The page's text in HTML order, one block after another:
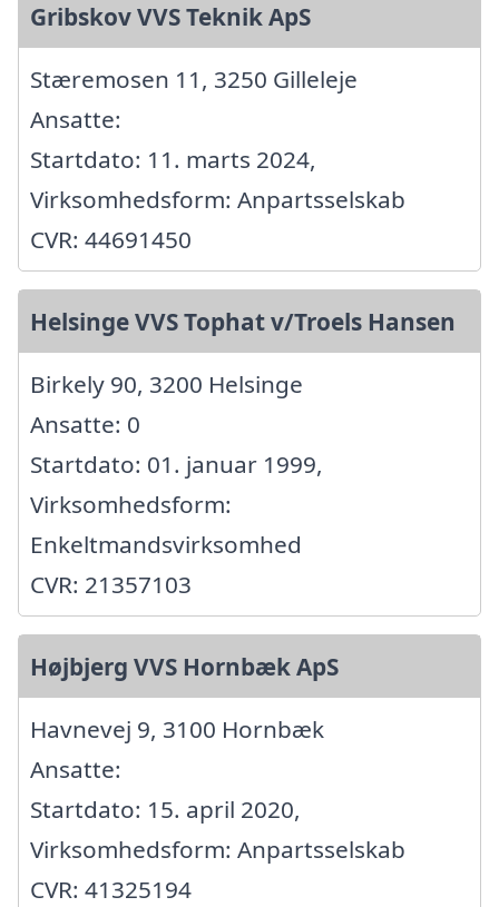
Gribskov VVS Teknik ApS
Stæremosen 11, 3250 Gilleleje
Ansatte:
Startdato: 11. marts 2024,
Virksomhedsform: Anpartsselskab
CVR: 44691450
Helsinge VVS Tophat v/Troels Hansen
Birkely 90, 3200 Helsinge
Ansatte: 0
Startdato: 01. januar 1999,
Virksomhedsform:
Enkeltmandsvirksomhed
CVR: 21357103
Højbjerg VVS Hornbæk ApS
Havnevej 9, 3100 Hornbæk
Ansatte:
Startdato: 15. april 2020,
Virksomhedsform: Anpartsselskab
CVR: 41325194